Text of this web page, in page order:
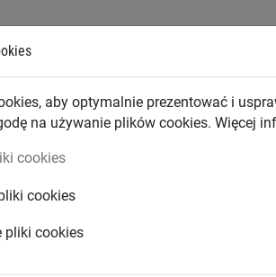
aby optymalnie prezentować i
na używanie plików cookies. Więcej
cookies
cookies
pliki cookies
SIATKI PRZEMYSŁOWE SIATKI
(ø 1,8 mm, oczko